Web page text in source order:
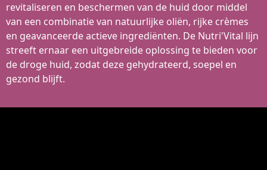
revitaliseren en beschermen van de huid door middel
van een combinatie van natuurlijke oliën, rijke crèmes
en geavanceerde actieve ingrediënten. De Nutri'Vital lijn
streeft ernaar een uitgebreide oplossing te bieden voor
de droge huid, zodat deze gehydrateerd, soepel en
gezond blijft​.